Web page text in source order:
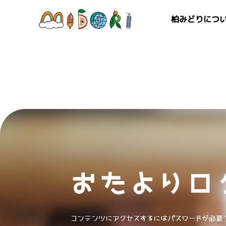
柏みどりにつ
おたよりロ
コンテンツにアクセスするにはパスワードが必要